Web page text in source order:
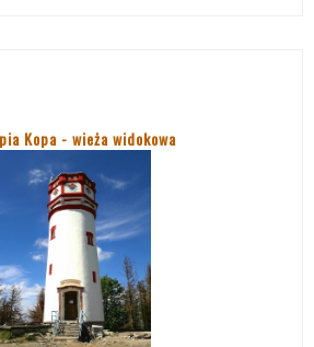
Kopa - wieża widokowa